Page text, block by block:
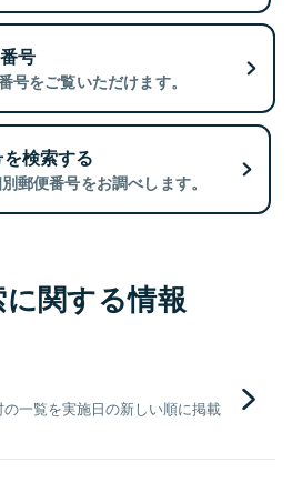
号
号をご覧いただけます。
検索する
郵便番号をお調べします。
関する情報
一覧を実施日の新しい順に掲載